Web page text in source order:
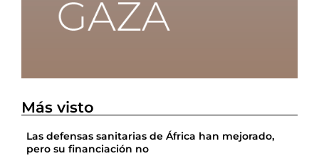
Más visto
Las defensas sanitarias de África han mejorado,
pero su financiación no